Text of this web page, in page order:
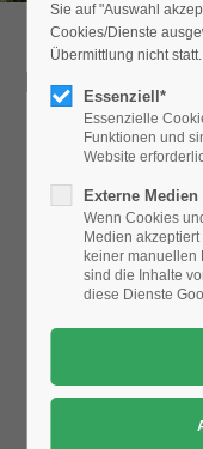
Support
24h/
We offer support for
Mon - Fri 8:00am -
Get in
Detailansicht
Bitte ändern Sie die
auch
Sie auf "Auswahl
Cookies/Dienste
Übermittlung nicht statt.
Essenziell*
Essenzielle
Funktionen und
Website
Externe Medien
Wenn Cookies
Medien
keiner manuellen
sind die Inhalte
diese Dienste